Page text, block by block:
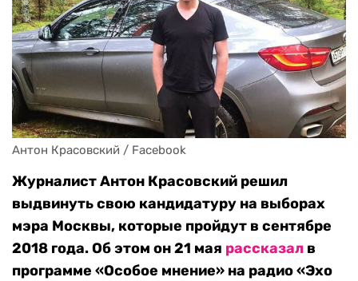
Антон Красовский / Facebook
Журналист Антон Красовский решил
выдвинуть свою кандидатуру на выборах
мэра Москвы, которые пройдут в сентябре
2018 года. Об этом он 21 мая рассказал в
программе «Особое мнение» на радио «Эхо